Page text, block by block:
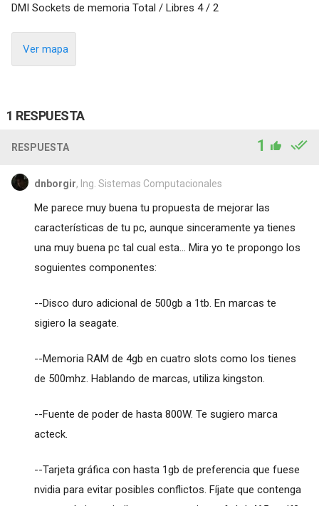
DMI Sockets de memoria Total / Libres 4 / 2
Ver mapa
1 RESPUESTA
RESPUESTA 1
dnborgir, Ing. Sistemas Computacionales
Me parece muy buena tu propuesta de mejorar las
características de tu pc, aunque sinceramente ya tienes
una muy buena pc tal cual esta... Mira yo te propongo los
soguientes componentes:
--Disco duro adicional de 500gb a 1tb. En marcas te
sigiero la seagate.
--Memoria RAM de 4gb en cuatro slots como los tienes
de 500mhz. Hablando de marcas, utiliza kingston.
--Fuente de poder de hasta 800W. Te sugiero marca
acteck.
--Tarjeta gráfica con hasta 1gb de preferencia que fuese
nvidia para evitar posibles conflictos. Fíjate que contenga